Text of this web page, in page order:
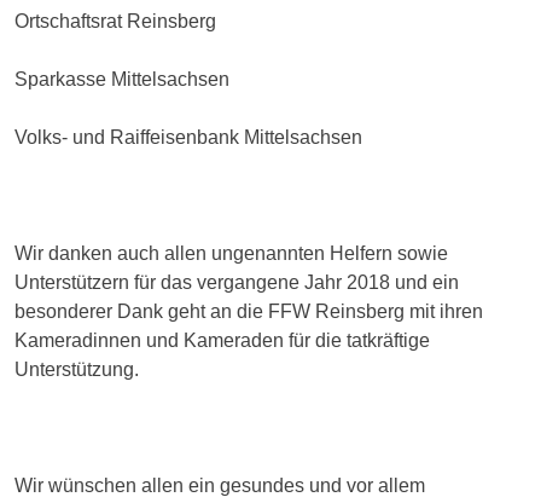
Ortschaftsrat Reinsberg
Sparkasse Mittelsachsen
Volks- und Raiffeisenbank Mittelsachsen
Wir danken auch allen ungenannten Helfern sowie
Unterstützern für das vergangene Jahr 2018 und ein
besonderer Dank geht an die FFW Reinsberg mit ihren
Kameradinnen und Kameraden für die tatkräftige
Unterstützung.
Wir wünschen allen ein gesundes und vor allem